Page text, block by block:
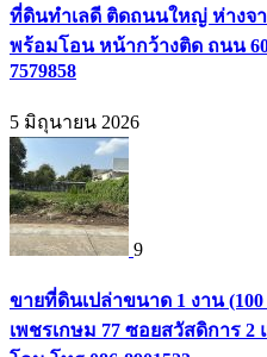
ที่ดินทำเลดี ติดถนนใหญ่ ห่างจ
พร้อมโอน หน้ากว้างติด ถนน
7579858
5 มิถุนายน 2026
9
ขายที่ดินเปล่าขนาด 1 งาน
เพชรเกษม 77 ซอยสวัสดิการ 2